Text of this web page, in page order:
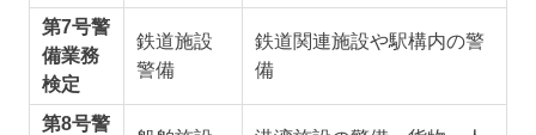
第7号警
備業務
検定
鉄道施設
警備
鉄道関連施設や駅構内の警
備
第8号警